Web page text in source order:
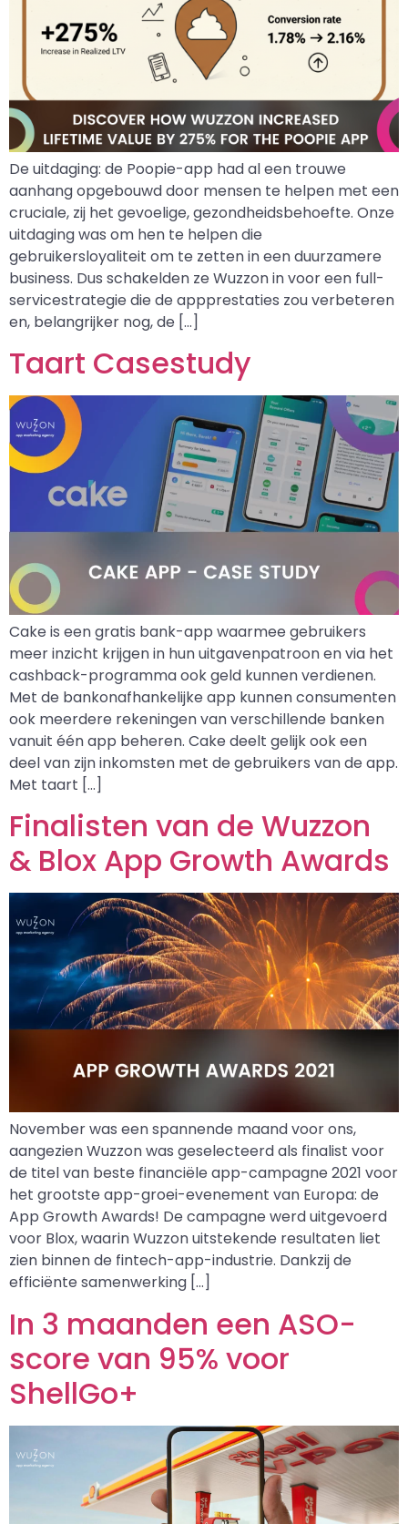
De uitdaging: de Poopie-app had al een trouwe
aanhang opgebouwd door mensen te helpen met een
cruciale, zij het gevoelige, gezondheidsbehoefte. Onze
uitdaging was om hen te helpen die
gebruikersloyaliteit om te zetten in een duurzamere
business. Dus schakelden ze Wuzzon in voor een full-
servicestrategie die de appprestaties zou verbeteren
en, belangrijker nog, de […]
Taart Casestudy
Cake is een gratis bank-app waarmee gebruikers
meer inzicht krijgen in hun uitgavenpatroon en via het
cashback-programma ook geld kunnen verdienen.
Met de bankonafhankelijke app kunnen consumenten
ook meerdere rekeningen van verschillende banken
vanuit één app beheren. Cake deelt gelijk ook een
deel van zijn inkomsten met de gebruikers van de app.
Met taart […]
Finalisten van de Wuzzon
& Blox App Growth Awards
November was een spannende maand voor ons,
aangezien Wuzzon was geselecteerd als finalist voor
de titel van beste financiële app-campagne 2021 voor
het grootste app-groei-evenement van Europa: de
App Growth Awards! De campagne werd uitgevoerd
voor Blox, waarin Wuzzon uitstekende resultaten liet
zien binnen de fintech-app-industrie. Dankzij de
efficiënte samenwerking […]
In 3 maanden een ASO-
score van 95% voor
ShellGo+